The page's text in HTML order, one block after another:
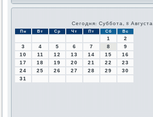
Сегодня: Суббота, 8 Августа
Пн Вт Ср Чт Пт Сб Вс
1
2
3
4 5 6 7 8
9
10
11 12 13 14 15
16
17
18 19 20 21 22
23
24
25 26 27 28 29
30
31